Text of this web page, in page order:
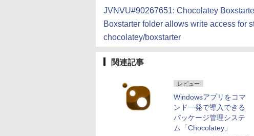
JVNVU#90267651: Chocolatey
Boxstarter folder allows write access for
chocolatey/boxstarter
関連記事
レビュー
Windowsアプリをコマ
ンド一発で導入できる
パッケージ管理システ
ム「Chocolatey」